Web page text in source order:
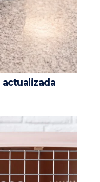
actualizada